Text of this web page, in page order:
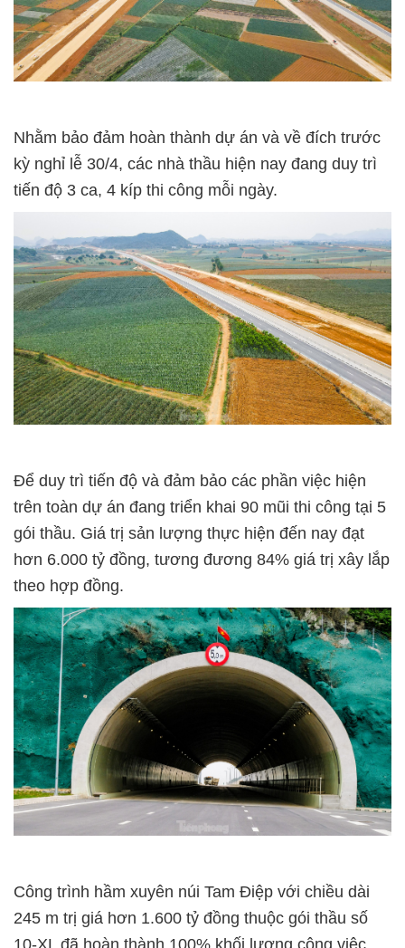
Nhằm bảo đảm hoàn thành dự án và về đích trước
kỳ nghỉ lễ 30/4, các nhà thầu hiện nay đang duy trì
tiến độ 3 ca, 4 kíp thi công mỗi ngày.
Để duy trì tiến độ và đảm bảo các phần việc hiện
trên toàn dự án đang triển khai 90 mũi thi công tại 5
gói thầu. Giá trị sản lượng thực hiện đến nay đạt
hơn 6.000 tỷ đồng, tương đương 84% giá trị xây lắp
theo hợp đồng.
Công trình hầm xuyên núi Tam Điệp với chiều dài
245 m trị giá hơn 1.600 tỷ đồng thuộc gói thầu số